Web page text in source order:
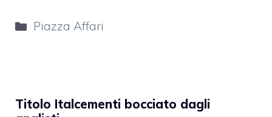
Categorie
Piazza Affari
Titolo Italcementi bocciato dagli